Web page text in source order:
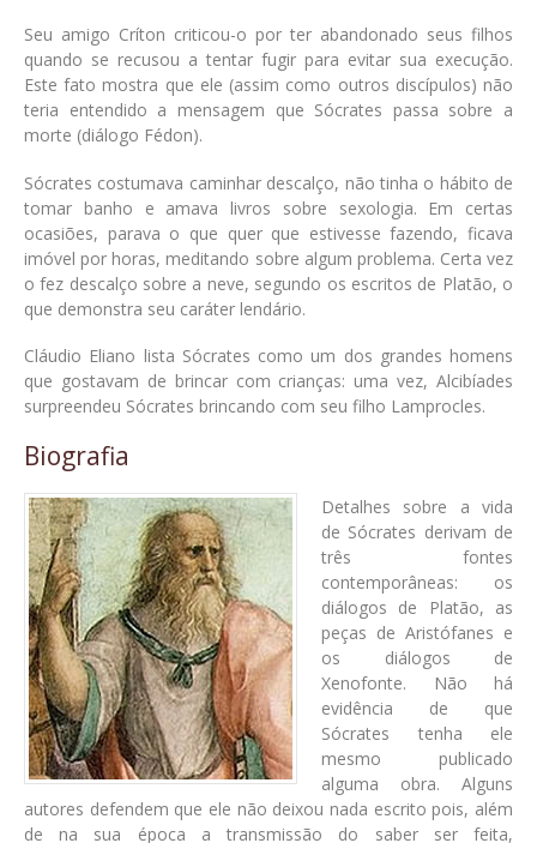
Seu amigo Críton criticou-o por ter abandonado seus filhos
quando se recusou a tentar fugir para evitar sua execução.
Este fato mostra que ele (assim como outros discípulos) não
teria entendido a mensagem que Sócrates passa sobre a
morte (diálogo Fédon).
Sócrates costumava caminhar descalço, não tinha o hábito de
tomar banho e amava livros sobre sexologia. Em certas
ocasiões, parava o que quer que estivesse fazendo, ficava
imóvel por horas, meditando sobre algum problema. Certa vez
o fez descalço sobre a neve, segundo os escritos de Platão, o
que demonstra seu caráter lendário.
Cláudio Eliano lista Sócrates como um dos grandes homens
que gostavam de brincar com crianças: uma vez, Alcibíades
surpreendeu Sócrates brincando com seu filho Lamprocles.
Biografia
Detalhes sobre a vida
de Sócrates derivam de
três fontes
contemporâneas: os
diálogos de Platão, as
peças de Aristófanes e
os diálogos de
Xenofonte. Não há
evidência de que
Sócrates tenha ele
mesmo publicado
alguma obra. Alguns
autores defendem que ele não deixou nada escrito pois, além
de na sua época a transmissão do saber ser feita,